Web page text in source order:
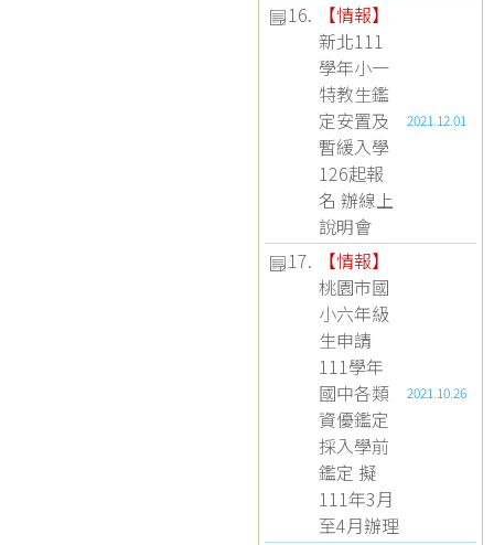
16. 【情報】
新北111
學年小一
特教生鑑
定安置及
暫緩入學
126起報
名 辦線上
說明會
2021.12.01
17. 【情報】
桃園市國
小六年級
生申請
111學年
國中各類
資優鑑定
採入學前
鑑定 擬
111年3月
至4月辦理
2021.10.26